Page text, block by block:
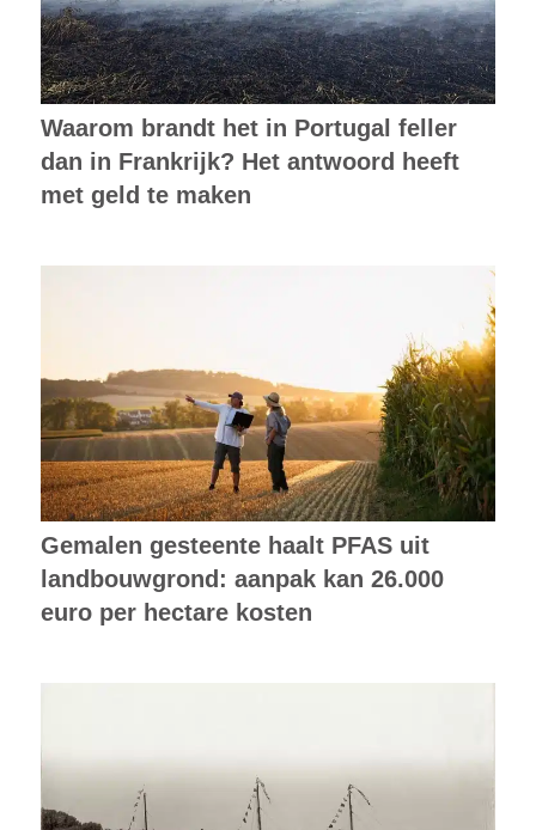
Waarom brandt het in Portugal feller
dan in Frankrijk? Het antwoord heeft
met geld te maken
Gemalen gesteente haalt PFAS uit
landbouwgrond: aanpak kan 26.000
euro per hectare kosten